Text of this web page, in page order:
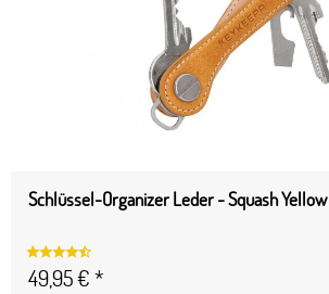
Schlüssel-Organizer Leder - Squash Yellow
49,95 € *